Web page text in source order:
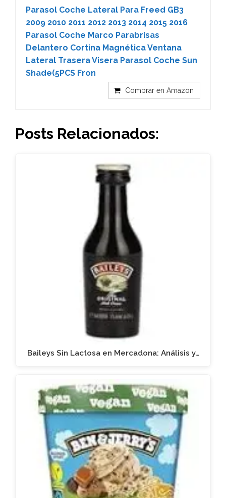
Parasol Coche Lateral Para Freed GB3
2009 2010 2011 2012 2013 2014 2015 2016
Parasol Coche Marco Parabrisas
Delantero Cortina Magnética Ventana
Lateral Trasera Visera Parasol Coche Sun
Shade(5PCS Fron
Comprar en Amazon
Posts Relacionados:
Baileys Sin Lactosa en Mercadona: Análisis y…